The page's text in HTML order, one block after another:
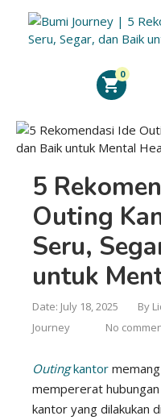
shopping_cart
0
5
Outing
Seru,
untuk
Date: July 18, 2025 By
Journey
No
Outingkantor
mempererat
kantor yang dilakukan